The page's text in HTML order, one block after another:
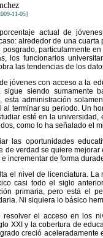
11-05]
actual de
alrededor de una
posgrado, particularmente
los funcionarios
las tendencias de los
jóvenes con acceso a la
sigue siendo sumamente
esta administración
al terminar su periodo. Un
esté en la
como lo ha señalado el
las oportunidades
de verdad se quiere
incrementar de forma
el nivel de licenciatura.
casi todo el siglo
primaria, pero está el
Ni siquiera lo básico
resolver el acceso en los
XXI y la cobertura de
creció